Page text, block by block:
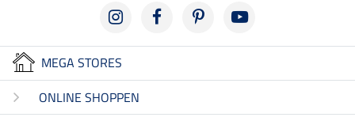
MEGA STORES
ONLINE SHOPPEN